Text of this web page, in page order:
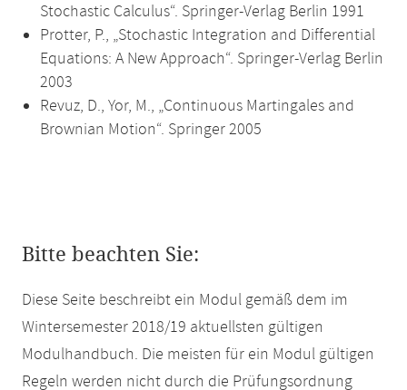
Stochastic Calculus“. Springer-Verlag Berlin 1991
Protter, P., „Stochastic Integration and Differential
Equations: A New Approach“. Springer-Verlag Berlin
2003
Revuz, D., Yor, M., „Continuous Martingales and
Brownian Motion“. Springer 2005
Bitte beachten Sie:
Diese Seite beschreibt ein Modul gemäß dem im
Wintersemester 2018/19 aktuellsten gültigen
Modulhandbuch. Die meisten für ein Modul gültigen
Regeln werden nicht durch die Prüfungsordnung